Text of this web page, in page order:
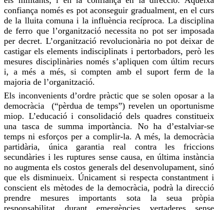
confiança només es pot aconseguir gradualment, en el curs
de la lluita comuna i la influència recíproca. La disciplina
de ferro que l’organització necessita no pot ser imposada
per decret. L’organització revolucionària no pot deixar de
castigar els elements indisciplinats i pertorbadors, però les
mesures disciplinàries només s’apliquen com últim recurs
i, a més a més, si compten amb el suport ferm de la
majoria de l’organització.
Els inconvenients d’ordre pràctic que se solen oposar a la
democràcia (“pèrdua de temps”) revelen un oportunisme
miop. L’educació i consolidació dels quadres constitueix
una tasca de summa importància. No ha d’estalviar-se
temps ni esforços per a complir-la. A més, la democràcia
partidària, única garantia real contra les friccions
secundàries i les ruptures sense causa, en última instància
no augmenta els costos generals del desenvolupament, sinó
que els disminueix.Únicament si respecta constantment i
conscient els mètodes de la democràcia, podrà la direcció
prendre mesures importants sota la seua pròpia
responsabilitat durant emergències vertaderes sense